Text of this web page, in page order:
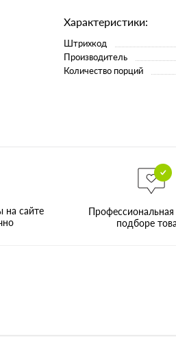
Характеристики:
Штрихкод
Производитель
Количество порций
на сайте
подборе